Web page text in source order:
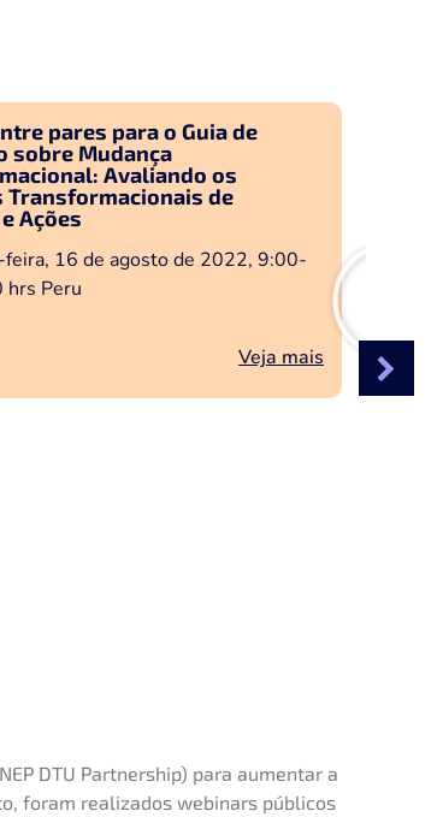
pares para o Guia de
sobre Mudança
Avaliando os
Transformacionais de
Ações
feira, 16 de agosto de 2022, 9:00-
hrs Peru
Veja mais
DTU Partnership) para aumentar a
foram realizados webinars públicos